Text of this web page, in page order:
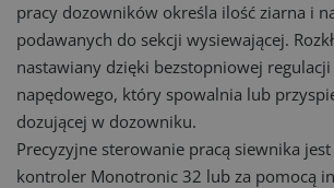
pracy dozowników określa ilość ziarna i
podawanych do sekcji wysiewającej.
nastawiany dzięki bezstopniowej
napędowego, który spowalnia lub
dozującej w dozowniku.
Precyzyjne sterowanie pracą siewnika
kontroler Monotronic 32 lub za pomocą